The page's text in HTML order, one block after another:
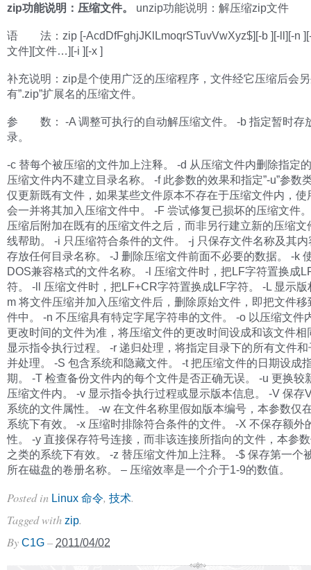
zip功能说明：压缩文件。
unzip功能说明：解压缩zip文件
语 法：zip [-AcdDfFghjJKlLmoqrSTuvVwXyz$][-b ][-ll][-n
文件][文件…][-i ][-x ]
补充说明：zip是个使用广泛的压缩程序，文件经它压缩后会
有”.zip”扩展名的压缩文件。
参 数： -A 调整可执行的自动解压缩文件。 -b 指定暂时存
录。
-c 替每个被压缩的文件加上注释。 -d 从压缩文件内删除指定
压缩文件内不建立目录名称。 -f 此参数的效果和指定”-u”参数
仅更新既有文件，如果某些文件原本不存在于压缩文件内，使
会一并将其加入压缩文件中。 -F 尝试修复已损坏的压缩文件
压缩后附加在既有的压缩文件之后，而非另行建立新的压缩文
线帮助。 -i 只压缩符合条件的文件。 -j 只保存文件名称及其
存放任何目录名称。 -J 删除压缩文件前面不必要的数据。 -k
DOS兼容格式的文件名称。 -l 压缩文件时，把LF字符置换成
符。 -ll 压缩文件时，把LF+CR字符置换成LF字符。 -L 显示版
m 将文件压缩并加入压缩文件后，删除原始文件，即把文件移
件中。 -n 不压缩具有特定字尾字符串的文件。 -o 以压缩文件
更改时间的文件为准，将压缩文件的更改时间设成和该文件相
显示指令执行过程。 -r 递归处理，将指定目录下的所有文件
并处理。 -S 包含系统和隐藏文件。 -t 把压缩文件的日期设成
期。 -T 检查备份文件内的每个文件是否正确无误。 -u 更换较
压缩文件内。 -v 显示指令执行过程或显示版本信息。 -V 保存
系统的文件属性。 -w 在文件名称里假如版本编号，本参数仅
系统下有效。 -x 压缩时排除符合条件的文件。 -X 不保存额外
性。 -y 直接保存符号连接，而非该连接所指向的文件，本参
之类的系统下有效。 -z 替压缩文件加上注释。 -$ 保存第一个
所在磁盘的卷册名称。 – 压缩效率是一个介于1-9的数值。
Posted in Linux 命令, 技术.
Tagged with zip.
By C1G – 2011/04/02